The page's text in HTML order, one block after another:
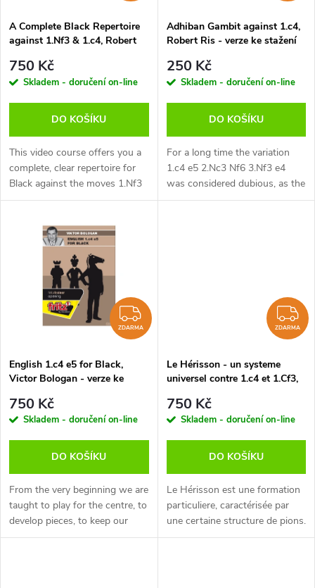
p
r
o
d
u
s
p
r
d
u
A Complete Black Repertoire
against 1.Nf3 & 1.c4, Robert
(anglicky)
750 Kč
Skladem - doručení on-line
DO KOŠÍKU
This video course offers you a
complete, clear repertoire for
Black against the moves 1.Nf3
and 1.c4. The recommended
not difficult to remember,...
Adhiban Gambit against 1.c4,
Robert Ris - verze ke stažení
250 Kč
Skladem - doručení on-line
DO KOŠÍKU
For a long time the variation
1.c4 e5 2.Nc3 Nf6 3.Nf3 e4
was considered dubious, as the
pawn on e4 was doomed to fall
ZDARMA
ZDARMA
English 1.c4 e5 for Black,
Victor Bologan - verze ke
750 Kč
Skladem - doručení on-line
DO KOŠÍKU
From the very beginning we are
taught to play for the centre, to
develop pieces, to keep our
king safe. But as time passes
ZDARMA
Le Hérisson - un systeme
universel contre 1.c4 et 1.Cf3,
stažení (anglicky, francouzsky,
německy)
750 Kč
Skladem - doručení on-line
DO KOŠÍKU
Le Hérisson est une formation
particuliere, caractérisée par
une certaine structure de pions.
Son apparente passivité est